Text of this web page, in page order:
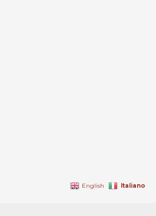
English Italiano